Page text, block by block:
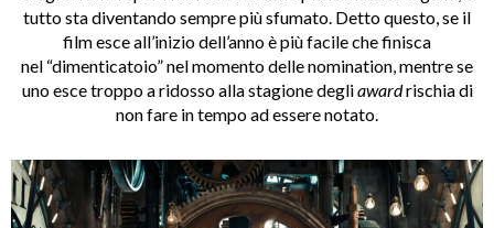
tutto sta diventando sempre più sfumato. Detto questo, se il
film esce all’inizio dell’anno è più facile che finisca
nel “dimenticatoio” nel momento delle nomination, mentre se
uno esce troppo a ridosso alla stagione degliawardrischia di
non fare in tempo ad essere notato.